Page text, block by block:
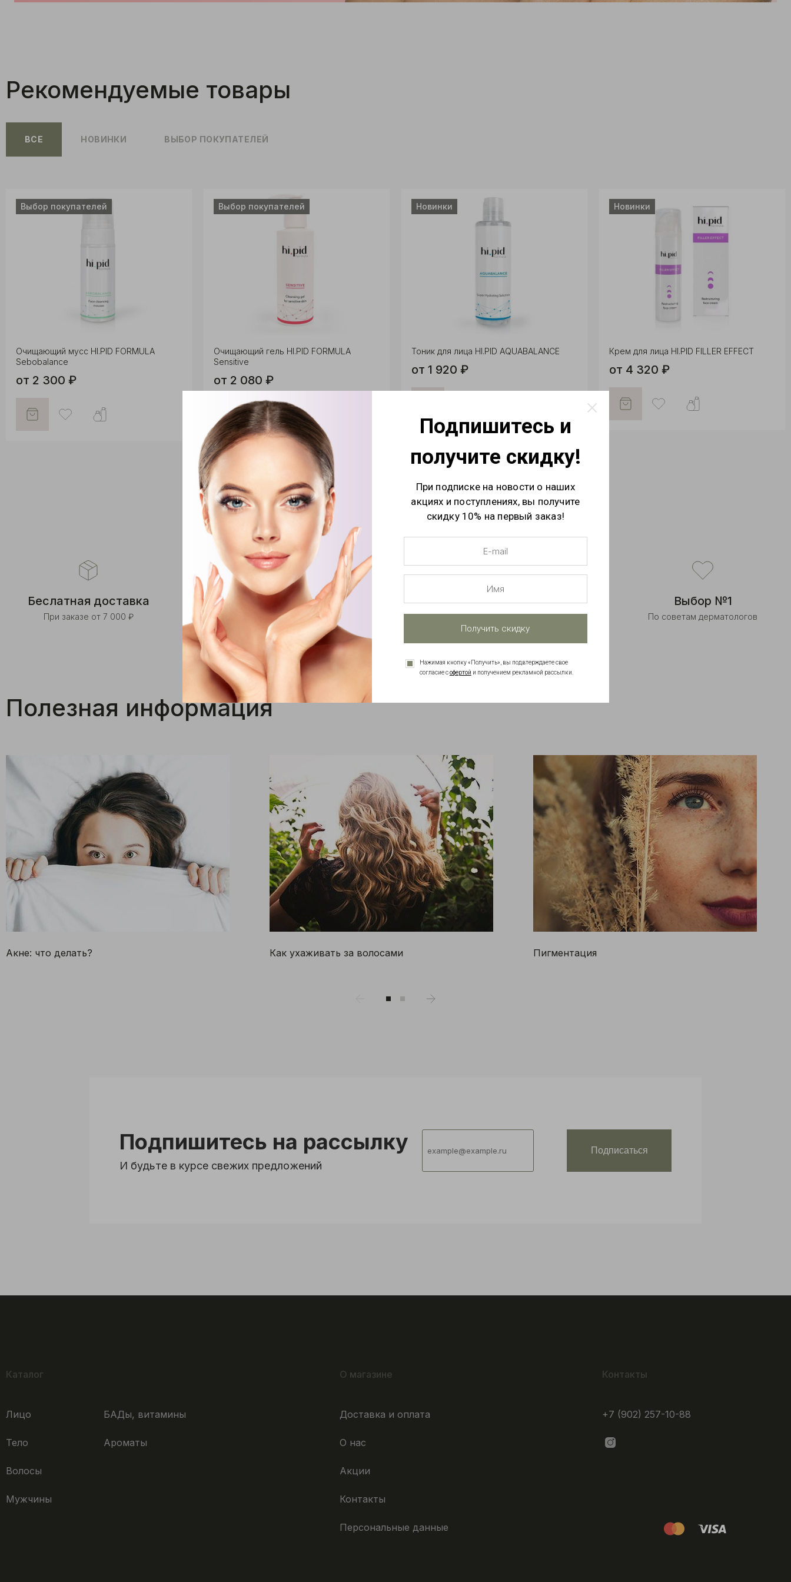
Подпишитесь и
получите скидку!
При подписке на новости о наших
акциях и поступлениях, вы получите
скидку 10% на первый заказ!
Получить скидку
Нажимая кнопку «Получить», вы подвтерждаете свое
согласие софертой и получением рекламной рассылки.
Рекомендуемые товары
ВСЕ НОВИНКИ ВЫБОР ПОКУПАТЕЛЕЙ
Выбор покупателей
Очищающий мусс HI.PID FORMULA
Sebobalance
от 2 300 ₽
Выбор покупателей
Очищающий гель HI.PID FORMULA
Sensitive
от 2 080 ₽
Новинки
Тоник для лица HI.PID AQUABALANCE
от 1 920 ₽
Новинки
Крем для лица HI.PID FILLER EFFECT
от 4 320 ₽
Беслатная доставка
При заказе от 7 000 ₽
Беслатные пробники
В каждый заказ
Советы и рекомендации
От специалистов
Выбор №1
По советам дерматологов
Полезная информация
Акне: что делать? Как ухаживать за волосами Пигментация
Подпишитесь на рассылку
И будьте в курсе свежих предложений
Подписаться
Каталог
Лицо
Тело
Волосы
Мужчины
БАДы, витамины
Ароматы
О магазине
Доставка и оплата
О нас
Акции
Контакты
Персональные данные
Контакты
+7 (902) 257-10-88
Выберите город
Москва